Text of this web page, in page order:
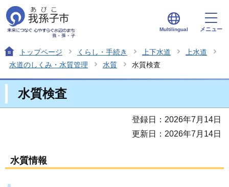
Multilingual メニュー
トップページ くらし・手続き 上下水道
上水道
水道のしくみ・水質管理
水質 水質検査
水質検査
登録日：2026年7月14日
更新日：2026年7月14日
水質情報